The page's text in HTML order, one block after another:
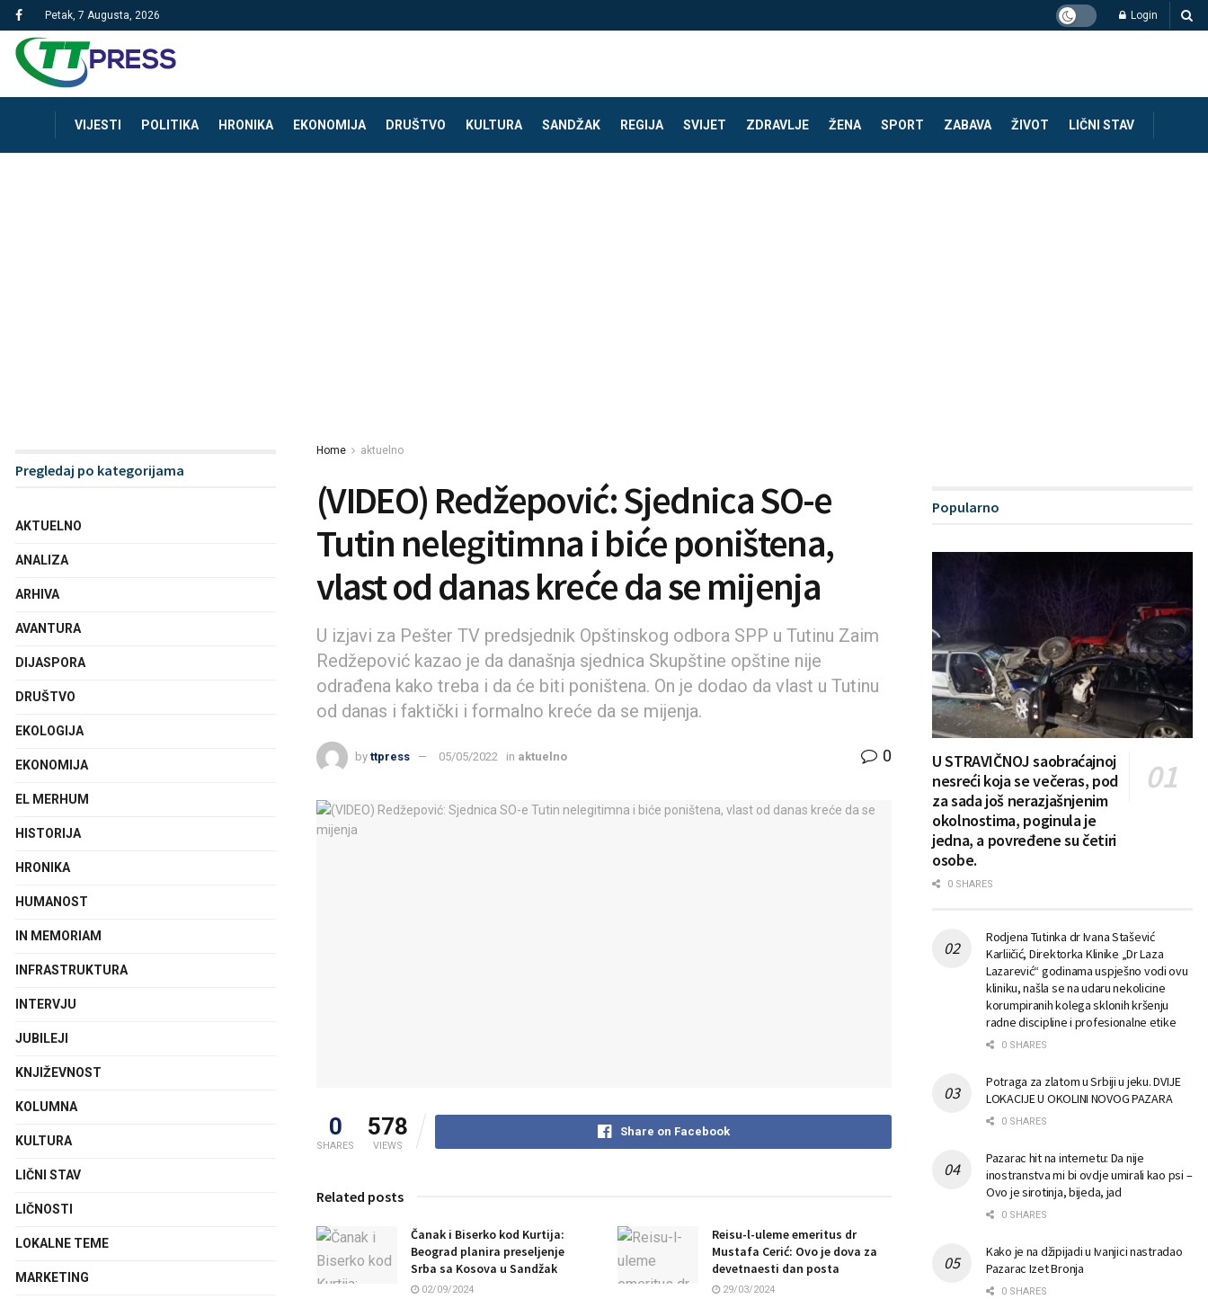
Petak, 7 Augusta, 2026 Login
VIJESTI POLITIKA HRONIKA EKONOMIJA DRUŠTVO KULTURA SANDŽAK REGIJA SVIJET ZDRAVLJE ŽENA SPORT ZABAVA ŽIVOT LIČNI STAV
Home aktuelno
(VIDEO) Redžepović: Sjednica SO-e
Tutin nelegitimna i biće poništena,
vlast od danas kreće da se mijenja
U izjavi za Pešter TV predsjednik Opštinskog odbora SPP u Tutinu Zaim
Redžepović kazao je da današnja sjednica Skupštine opštine nije
odrađena kako treba i da će biti poništena. On je dodao da vlast u Tutinu
od danas i faktički i formalno kreće da se mijenja.
by ttpress 05/05/2022 in aktuelno 0
0
SHARES
578
VIEWS
Share on Facebook
Related posts
Čanak i Biserko kod Kurtija:
Beograd planira preseljenje
Srba sa Kosova u Sandžak
02/09/2024
Reisu-l-uleme emeritus dr
Mustafa Cerić: Ovo je dova za
devetnaesti dan posta
29/03/2024
Pregledaj po kategorijama
AKTUELNO
ANALIZA
ARHIVA
AVANTURA
DIJASPORA
DRUŠTVO
EKOLOGIJA
EKONOMIJA
EL MERHUM
HISTORIJA
HRONIKA
HUMANOST
IN MEMORIAM
INFRASTRUKTURA
INTERVJU
JUBILEJI
KNJIŽEVNOST
KOLUMNA
KULTURA
LIČNI STAV
LIČNOSTI
LOKALNE TEME
MARKETING
Popularno
U STRAVIČNOJ saobraćajnoj
nesreći koja se večeras, pod
za sada još nerazjašnjenim
okolnostima, poginula je
jedna, a povređene su četiri
osobe.
0 SHARES
Rodjena Tutinka dr Ivana Stašević
Karliičić, Direktorka Klinike „Dr Laza
Lazarević“ godinama uspješno vodi ovu
kliniku, našla se na udaru nekolicine
korumpiranih kolega sklonih kršenju
radne discipline i profesionalne etike
0 SHARES
Potraga za zlatom u Srbiji u jeku. DVIJE
LOKACIJE U OKOLINI NOVOG PAZARA
0 SHARES
Pazarac hit na internetu: Da nije
inostranstva mi bi ovdje umirali kao psi –
Ovo je sirotinja, bijeda, jad
0 SHARES
Kako je na džipijadi u Ivanjici nastradao
Pazarac Izet Bronja
0 SHARES